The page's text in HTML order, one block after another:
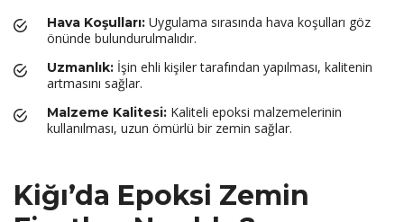
Hava Koşulları: Uygulama sırasında hava koşulları göz
önünde bulundurulmalıdır.
Uzmanlık: İşin ehli kişiler tarafından yapılması, kalitenin
artmasını sağlar.
Malzeme Kalitesi: Kaliteli epoksi malzemelerinin
kullanılması, uzun ömürlü bir zemin sağlar.
Kiğı’da Epoksi Zemin